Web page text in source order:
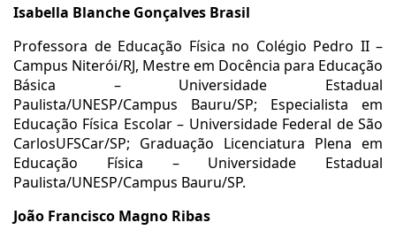
Isabella Blanche Gonçalves Brasil
Professora de Educação Física no Colégio Pedro II –
Campus Niterói/RJ, Mestre em Docência para Educação
Básica – Universidade Estadual
Paulista/UNESP/Campus Bauru/SP; Especialista em
Educação Física Escolar – Universidade Federal de São
CarlosUFSCar/SP; Graduação Licenciatura Plena em
Educação Física – Universidade Estadual
Paulista/UNESP/Campus Bauru/SP.
João Francisco Magno Ribas